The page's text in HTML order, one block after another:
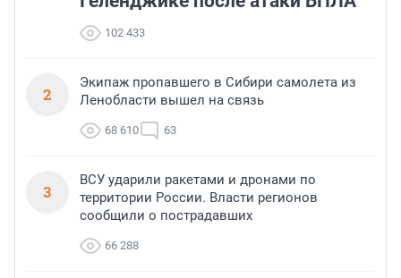
102 433
2
Экипаж пропавшего в Сибири самолета из
Ленобласти вышел на связь
68 610 63
3
ВСУ ударили ракетами и дронами по
территории России. Власти регионов
сообщили о пострадавших
66 288